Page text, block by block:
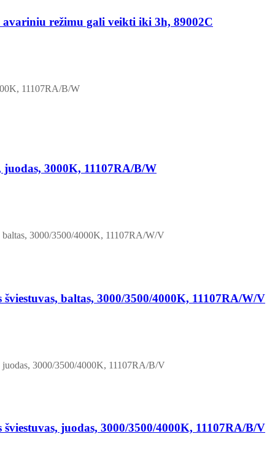
režimu gali veikti iki 3h, 89002C
3000K, 11107RA/B/W
baltas, 3000/3500/4000K, 11107RA/W/V
juodas, 3000/3500/4000K, 11107RA/B/V